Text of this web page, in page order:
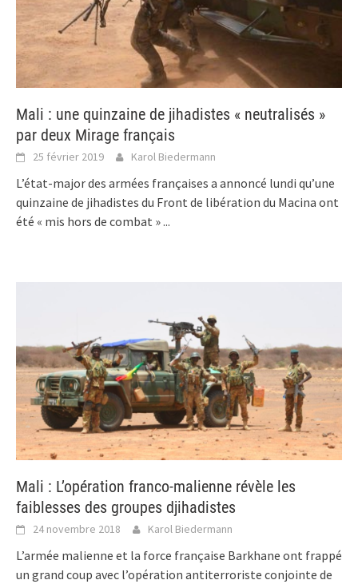
Mali : une quinzaine de jihadistes « neutralisés »
par deux Mirage français
25 février 2019 Karol Biedermann
L’état-major des armées françaises a annoncé lundi qu’une
quinzaine de jihadistes du Front de libération du Macina ont
été « mis hors de combat »...
Mali : L’opération franco-malienne révèle les
faiblesses des groupes djihadistes
24 novembre 2018 Karol Biedermann
L’armée malienne et la force française Barkhane ont frappé
un grand coup avec l’opération antiterroriste conjointe de